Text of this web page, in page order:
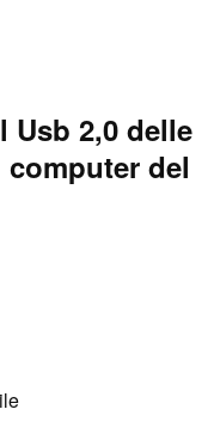
Usb 2,0 delle
del